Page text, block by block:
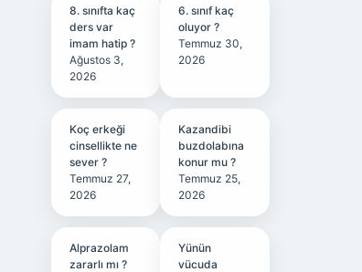
8. sınıfta kaç
ders var
imam hatip ?
Ağustos 3,
2026
6. sınıf kaç
oluyor ?
Temmuz 30,
2026
Koç erkeği
cinsellikte ne
sever ?
Temmuz 27,
2026
Kazandibi
buzdolabına
konur mu ?
Temmuz 25,
2026
Alprazolam
zararlı mı ?
Yünün
vücuda